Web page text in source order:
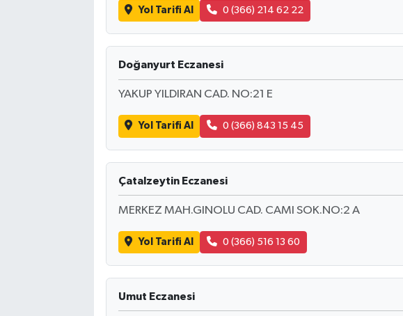
Yol Tarifi Al 0 (366) 214 62 22
Doğanyurt Eczanesi
YAKUP YILDIRAN CAD. NO:21 E
Yol Tarifi Al 0 (366) 843 15 45
Çatalzeytin Eczanesi
MERKEZ MAH.GINOLU CAD. CAMI SOK.NO:2 A
Yol Tarifi Al 0 (366) 516 13 60
Umut Eczanesi